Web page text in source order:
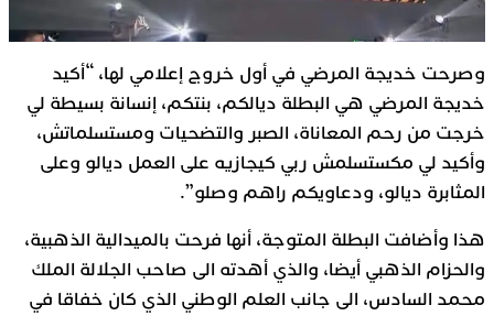
وصرحت خديجة المرضي في أول خروج إعلامي لها، “أكيد
خديجة المرضي هي البطلة ديالكم، بنتكم، إنسانة بسيطة لي
خرجت من رحم المعاناة، الصبر والتضحيات ومستسلماتش،
وأكيد لي مكستسلمش ربي كيجازيه على العمل ديالو وعلى
المثابرة ديالو، ودعاويكم راهم وصلو”.
هذا وأضافت البطلة المتوجة، أنها فرحت بالميدالية الذهبية،
والحزام الذهبي أيضا، والذي أهدته الى صاحب الجلالة الملك
محمد السادس، الى جانب العلم الوطني الذي كان خفاقا في